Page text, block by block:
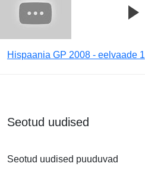
Hispaania GP 2008 - eelvaade 1
Seotud uudised
Seotud uudised puuduvad